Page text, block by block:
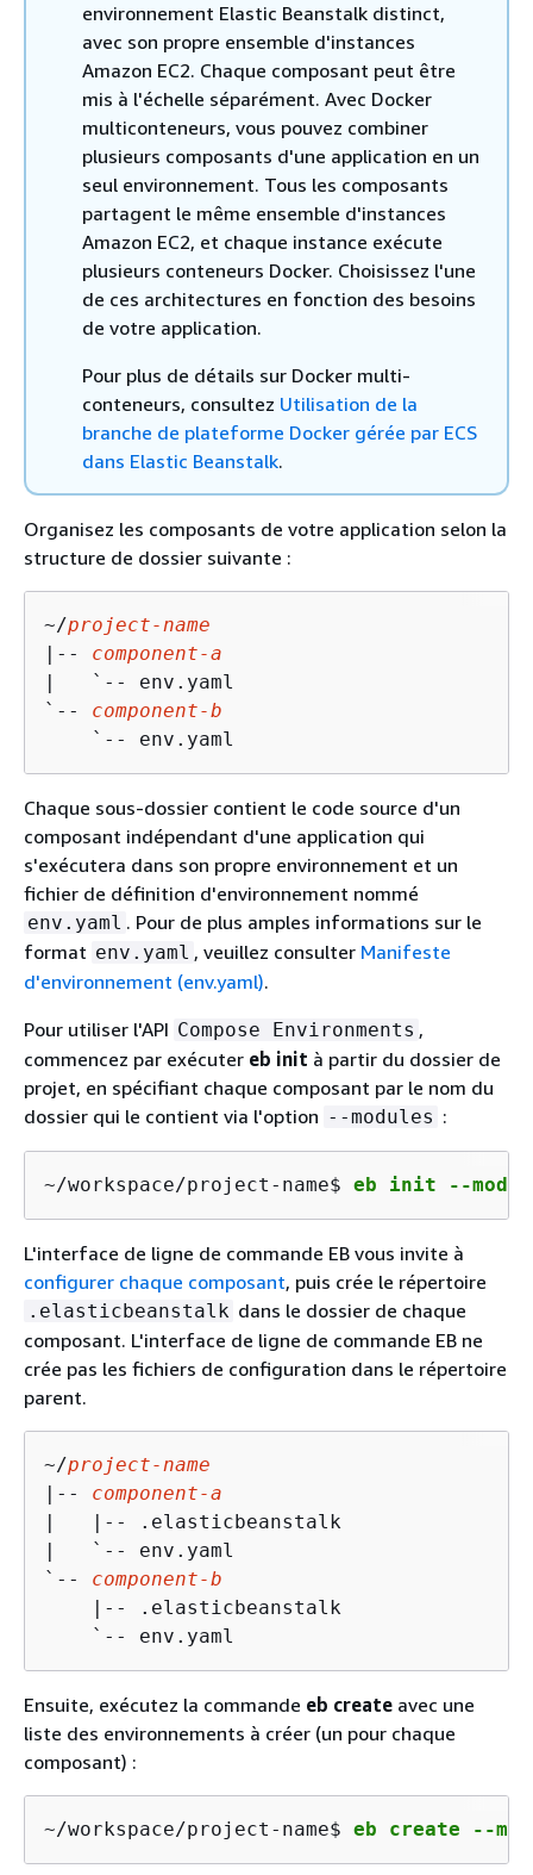
environnement Elastic Beanstalk distinct,
avec son propre ensemble d'instances
Amazon EC2. Chaque composant peut être
mis à l'échelle séparément. Avec Docker
multiconteneurs, vous pouvez combiner
plusieurs composants d'une application en un
seul environnement. Tous les composants
partagent le même ensemble d'instances
Amazon EC2, et chaque instance exécute
plusieurs conteneurs Docker. Choisissez l'une
de ces architectures en fonction des besoins
de votre application.
Pour plus de détails sur Docker multi-
conteneurs, consultez Utilisation de la
branche de plateforme Docker gérée par ECS
dans Elastic Beanstalk.
Organisez les composants de votre application selon la
structure de dossier suivante :
~/project-name
|-- component-a
|   `-- env.yaml
`-- component-b
    `-- env.yaml
Chaque sous-dossier contient le code source d'un
composant indépendant d'une application qui
s'exécutera dans son propre environnement et un
fichier de définition d'environnement nommé
env.yaml . Pour de plus amples informations sur le
format env.yaml , veuillez consulter Manifeste
d'environnement (env.yaml).
Pour utiliser l'API Compose Environments ,
commencez par exécuter eb init à partir du dossier de
projet, en spécifiant chaque composant par le nom du
dossier qui le contient via l'option --modules :
~/workspace/project-name$ eb init --
L'interface de ligne de commande EB vous invite à
configurer chaque composant, puis crée le répertoire
.elasticbeanstalk dans le dossier de chaque
composant. L'interface de ligne de commande EB ne
crée pas les fichiers de configuration dans le répertoire
parent.
~/project-name
|-- component-a
|   |-- .elasticbeanstalk
|   `-- env.yaml
`-- component-b
    |-- .elasticbeanstalk
    `-- env.yaml
Ensuite, exécutez la commande eb create avec une
liste des environnements à créer (un pour chaque
composant) :
~/workspace/project-name$ eb create --